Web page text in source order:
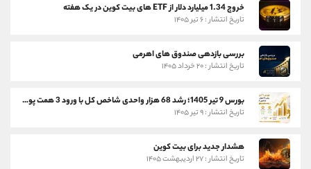
خروج 1.34 میلیارد دلار از ETF های بیت کوین در یک هفته
تاریخ انتشار : ۶ تیر ۱۴۰۵
بررسی بازدهی صندوق های اهرمی
تاریخ انتشار : ۲۰ خرداد ۱۴۰۵
بورس 9 تیر 1405؛ رشد 68 هزار واحدی شاخص کل با ورود 3 همت پول حقیقی
تاریخ انتشار : ۹ تیر ۱۴۰۵
هشدار جدید برای بیت کوین
تاریخ انتشار : ۲۷ اردیبهشت ۱۴۰۵